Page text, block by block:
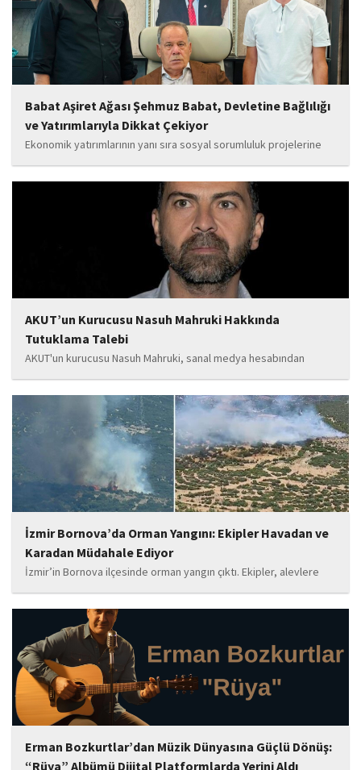
Babat Aşiret Ağası Şehmuz Babat, Devletine Bağlılığı
ve Yatırımlarıyla Dikkat Çekiyor
Ekonomik yatırımlarının yanı sıra sosyal sorumluluk projelerine
de önem veren Babat'ın, eğitim alanında bir lise ile iki okulun
yapımına katkı sunduğu, ayrıca Şırnak'ın çeşitli noktalarında
tamamlanan ve yapımı devam eden...
AKUT’un Kurucusu Nasuh Mahruki Hakkında
Tutuklama Talebi
AKUT'un kurucusu Nasuh Mahruki, sanal medya hesabından
yaptığı '15 Temmuz' paylaşımı nedeniyle 'Halkı kin ve düşmanlığa
tahrik veya aşağılama' suçundan gözaltına alındı. Mahruki,
tutuklama talebiyle Sulh Ceza Hakimliği'ne sevk edildi.
İzmir Bornova’da Orman Yangını: Ekipler Havadan ve
Karadan Müdahale Ediyor
İzmir’in Bornova ilçesinde orman yangın çıktı. Ekipler, alevlere
havadan ve karadan müdahale ediyor.
Erman Bozkurtlar’dan Müzik Dünyasına Güçlü Dönüş:
“Rüya” Albümü Dijital Platformlarda Yerini Aldı